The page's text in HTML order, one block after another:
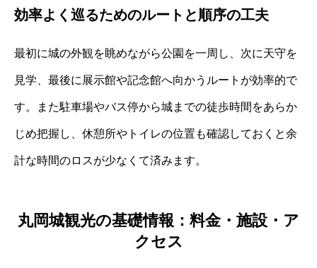
効率よく巡るためのルートと順序の工夫
最初に城の外観を眺めながら公園を一周し、次に天守を
見学、最後に展示館や記念館へ向かうルートが効率的で
す。また駐車場やバス停から城までの徒歩時間をあらか
じめ把握し、休憩所やトイレの位置も確認しておくと余
計な時間のロスが少なくて済みます。
丸岡城観光の基礎情報：料金・施設・ア
クセス